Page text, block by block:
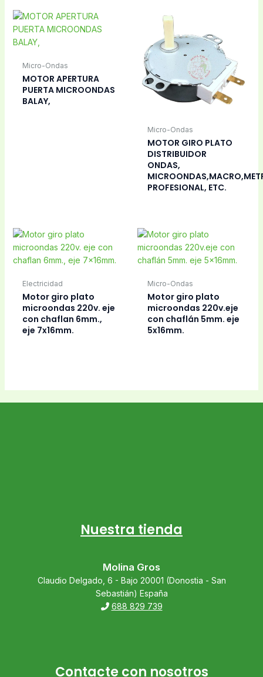
Micro-Ondas
MOTOR APERTURA
PUERTA MICROONDAS
BALAY,
Micro-Ondas
MOTOR GIRO PLATO
DISTRIBUIDOR
ONDAS,
PROFESIONAL, ETC.
Electricidad
Motor giro plato
microondas 220v. eje
con chaflan 6mm.,
eje 7x16mm.
Micro-Ondas
Motor giro plato
microondas 220v.eje
con chaflán 5mm. eje
5x16mm.
Nuestra tienda
Molina Gros
Claudio Delgado, 6 - Bajo 20001 (Donostia - San
Sebastián) España
688 829 739
Contacte con nosotros